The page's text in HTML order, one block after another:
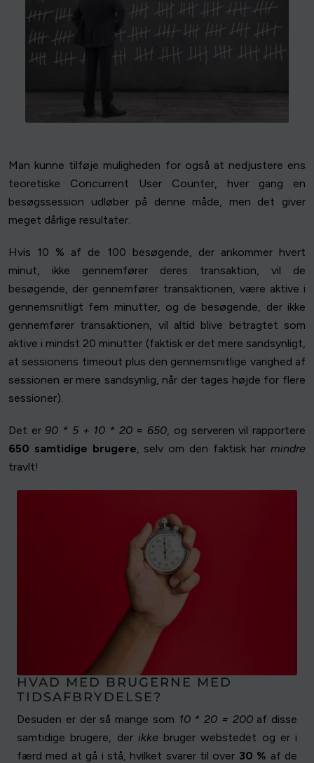
Man kunne tilføje muligheden for også at nedjustere ens
teoretiske Concurrent User Counter, hver gang en
besøgssession udløber på denne måde, men det giver
meget dårlige resultater.
Hvis 10 % af de 100 besøgende, der ankommer hvert
minut, ikke gennemfører deres transaktion, vil de
besøgende, der gennemfører transaktionen, være aktive i
gennemsnitligt fem minutter, og de besøgende, der ikke
gennemfører transaktionen, vil altid blive betragtet som
aktive i mindst 20 minutter (faktisk er det mere sandsynligt,
at sessionens timeout plus den gennemsnitlige varighed af
sessionen er mere sandsynlig, når der tages højde for flere
sessioner).
Det er 90 * 5 + 10 * 20 = 650, og serveren vil rapportere
650 samtidige brugere, selv om den faktisk har mindre
travlt!
HVAD MED BRUGERNE MED
TIDSAFBRYDELSE?
Desuden er der så mange som 10 * 20 = 200af disse
samtidige brugere, der ikke bruger webstedet og er i
færd med at gå i stå, hvilket svarer til over 30 % af de